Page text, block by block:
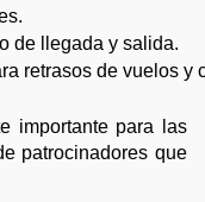
de llegada y salida.
retrasos de vuelos y
importante para las
patrocinadores que